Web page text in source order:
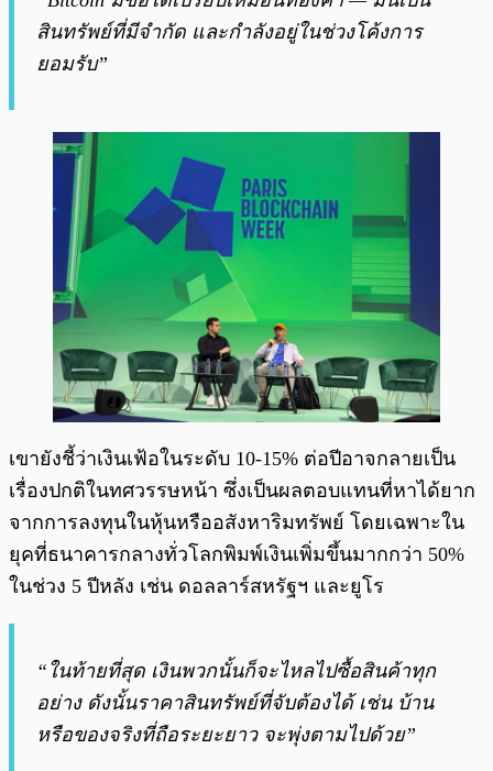
สินทรัพย์ที่มีจำกัด และกำลังอยู่ในช่วงโค้งการ
ยอมรับ”
เขายังชี้ว่าเงินเฟ้อในระดับ 10-15% ต่อปีอาจกลายเป็น
เรื่องปกติในทศวรรษหน้า ซึ่งเป็นผลตอบแทนที่หาได้ยาก
จากการลงทุนในหุ้นหรืออสังหาริมทรัพย์ โดยเฉพาะใน
ยุคที่ธนาคารกลางทั่วโลกพิมพ์เงินเพิ่มขึ้นมากกว่า 50%
ในช่วง 5 ปีหลัง เช่น ดอลลาร์สหรัฐฯ และยูโร
“ในท้ายที่สุด เงินพวกนั้นก็จะไหลไปซื้อสินค้าทุก
อย่าง ดังนั้นราคาสินทรัพย์ที่จับต้องได้ เช่น บ้าน
หรือของจริงที่ถือระยะยาว จะพุ่งตามไปด้วย”